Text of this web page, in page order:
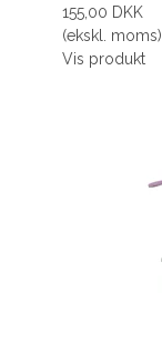
155,00 DKK
(ekskl. moms)
Vis produkt